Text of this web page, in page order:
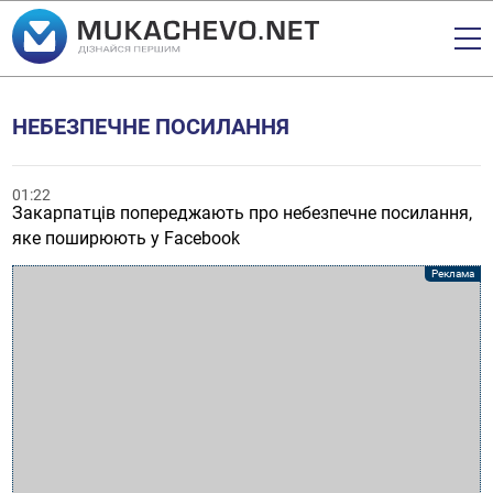
НЕБЕЗПЕЧНЕ ПОСИЛАННЯ
01:22
Закарпатців попереджають про небезпечне посилання,
яке поширюють у Facebook